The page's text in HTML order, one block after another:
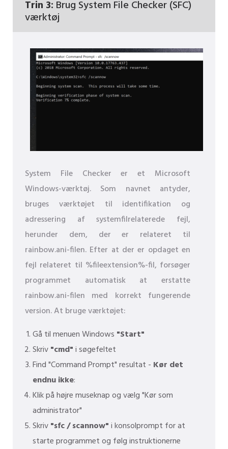
Trin 3: Brug System File Checker (SFC)
værktøj
System File Checker er et Microsoft
Windows-værktøj. Som navnet antyder,
bruges værktøjet til identifikation og
adressering af systemfilrelaterede fejl,
herunder dem, der er relateret til
rainbow.ani-filen. Efter at der er opdaget en
fejl relateret til %fileextension%-fil, forsøger
programmet automatisk at erstatte
rainbow.ani-filen med korrekt fungerende
version. At bruge værktøjet:
Gå til menuen Windows "Start"
Skriv"cmd"i søgefeltet
Find "Command Prompt" resultat - Kør det
endnu ikke:
Klik på højre museknap og vælg "Kør som
administrator"
Skriv"sfc / scannow"i konsolprompt for at
starte programmet og følg instruktionerne